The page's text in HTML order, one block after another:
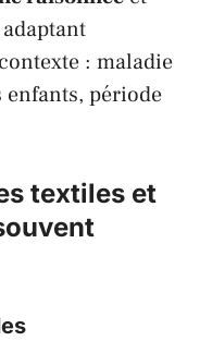
: maladie
enfants, période
textiles et